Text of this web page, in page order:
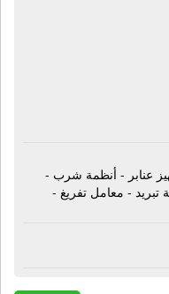
عنابر - أنظمة شرب -
تبريد - معامل تفريغ -